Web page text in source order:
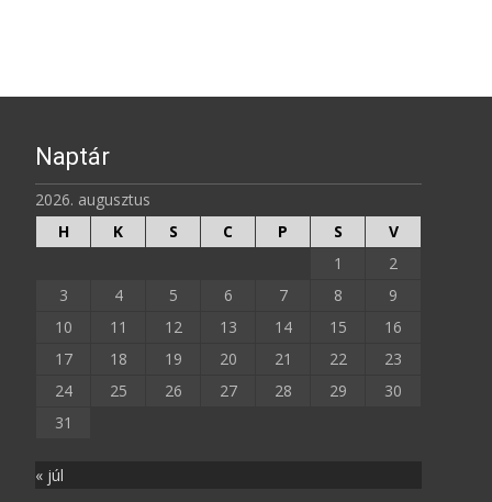
Naptár
2026. augusztus
H
K S C P S
V
1
2
3
4 5 6 7 8
9
10
11 12 13 14 15
16
17
18 19 20 21 22
23
24
25 26 27 28 29
30
31
« júl